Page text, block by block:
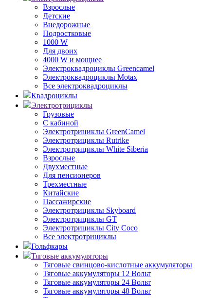
Взрослые
Детские
Внедорожные
Подростковые
1000 W
Для двоих
4000 W и мощнее
Электроквадроциклы Greencamel
Электроквадроциклы Motax
Все электроквадроциклы
Квадроциклы
Электротрициклы
Грузовые
С кабиной
Электротрициклы GreenCamel
Электротрициклы Rutrike
Электротрициклы White Siberia
Взрослые
Двухместные
Для пенсионеров
Трехместные
Китайские
Пассажирские
Электротрициклы Skyboard
Электротрициклы GT
Электротрициклы City Coco
Все электротрициклы
Гольфкары
Тяговые аккумуляторы
Тяговые свинцово-кислотные аккумуляторы
Тяговые аккумуляторы 12 Вольт
Тяговые аккумуляторы 24 Вольт
Тяговые аккумуляторы 48 Вольт